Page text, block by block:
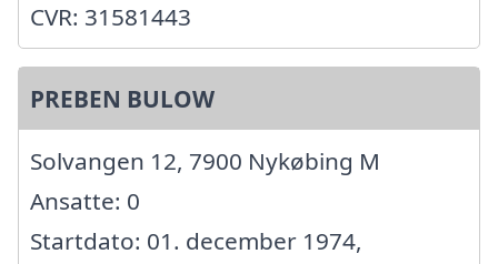
CVR: 31581443
PREBEN BULOW
Solvangen 12, 7900 Nykøbing M
Ansatte: 0
Startdato: 01. december 1974,